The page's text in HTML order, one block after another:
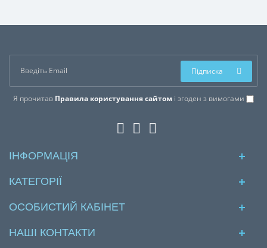
Я прочитав Правила користування сайтом і згоден з вимогами
Підписка
ІНФОРМАЦІЯ
КАТЕГОРІЇ
ОСОБИСТИЙ КАБІНЕТ
НАШІ КОНТАКТИ